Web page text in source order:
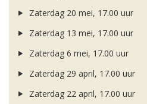
Zaterdag 20 mei, 17.00 uur
Zaterdag 13 mei, 17.00 uur
Zaterdag 6 mei, 17.00 uur
Zaterdag 29 april, 17.00 uur
Zaterdag 22 april, 17.00 uur